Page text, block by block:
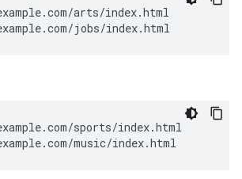
arts/index.html
jobs/index.html
sports/index.html
music/index.html